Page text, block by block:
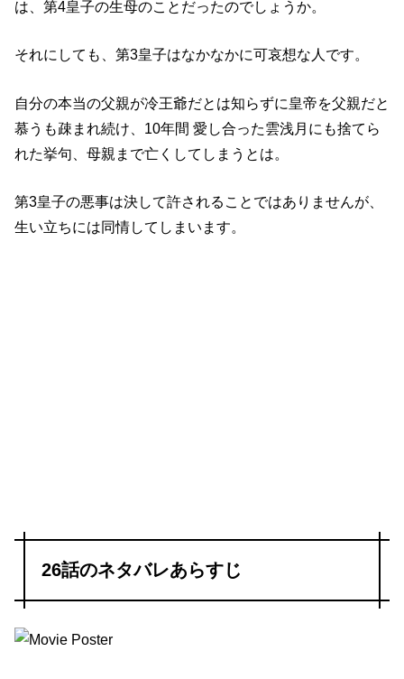
は、第4皇子の生母のことだったのでしょうか。
それにしても、第3皇子はなかなかに可哀想な人です。
自分の本当の父親が冷王爺だとは知らずに皇帝を父親だと
慕うも疎まれ続け、10年間 愛し合った雲浅月にも捨てら
れた挙句、母親まで亡くしてしまうとは。
第3皇子の悪事は決して許されることではありませんが、
生い立ちには同情してしまいます。
26話のネタバレあらすじ